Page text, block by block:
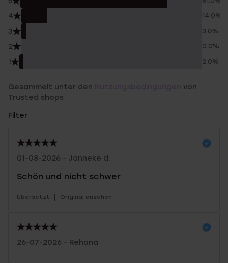
4 14.0%
3 3.0%
2 0.0%
1 2.0%
Gesammelt unter den
von
Trusted shops
Filter
01-08-2026 - Janneke d.
Schön und nicht schwer
Übersetzt | Original ansehen
26-07-2026 - Rehana